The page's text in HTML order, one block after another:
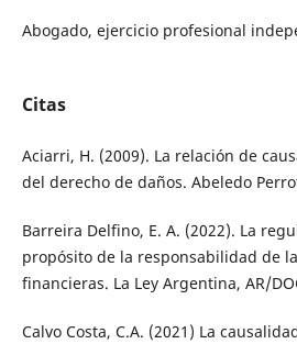
Abogado, ejercicio profesional
Citas
Aciarri, H. (2009). La relación de
del derecho de daños. Abeledo
Barreira Delfino, E. A. (2022). La
propósito de la responsabilidad de
financieras. La Ley Argentina, AR/
Calvo Costa, C.A. (2021) La